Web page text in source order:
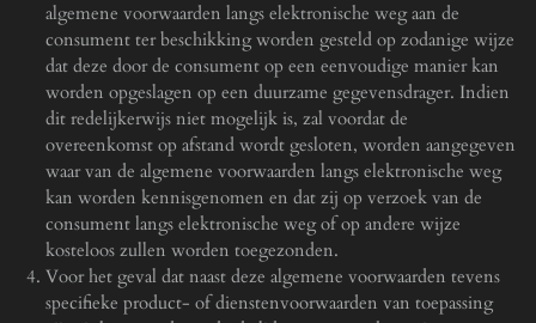
algemene voorwaarden langs elektronische weg aan de
consument ter beschikking worden gesteld op zodanige wijze
dat deze door de consument op een eenvoudige manier kan
worden opgeslagen op een duurzame gegevensdrager. Indien
dit redelijkerwijs niet mogelijk is, zal voordat de
overeenkomst op afstand wordt gesloten, worden aangegeven
waar van de algemene voorwaarden langs elektronische weg
kan worden kennisgenomen en dat zij op verzoek van de
consument langs elektronische weg of op andere wijze
kosteloos zullen worden toegezonden.
Voor het geval dat naast deze algemene voorwaarden tevens
specifieke product- of dienstenvoorwaarden van toepassing